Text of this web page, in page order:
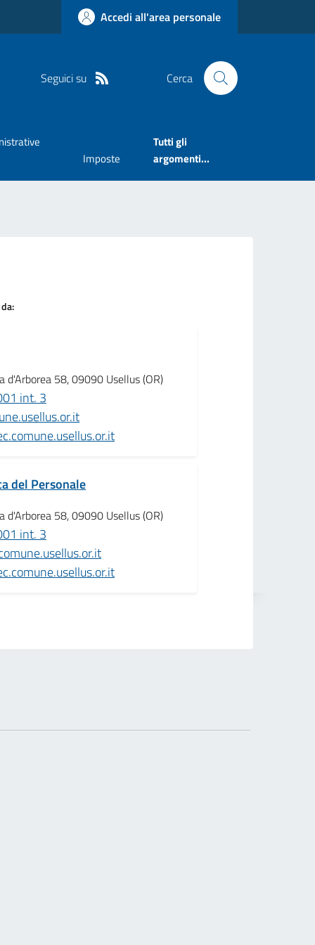
Accedi all'area personale
Seguici su Cerca
Imposte
Tutti gli
argomenti...
d'Arborea 58, 09090 Usellus (OR)
int. 3
del Personale
d'Arborea 58, 09090 Usellus (OR)
int. 3